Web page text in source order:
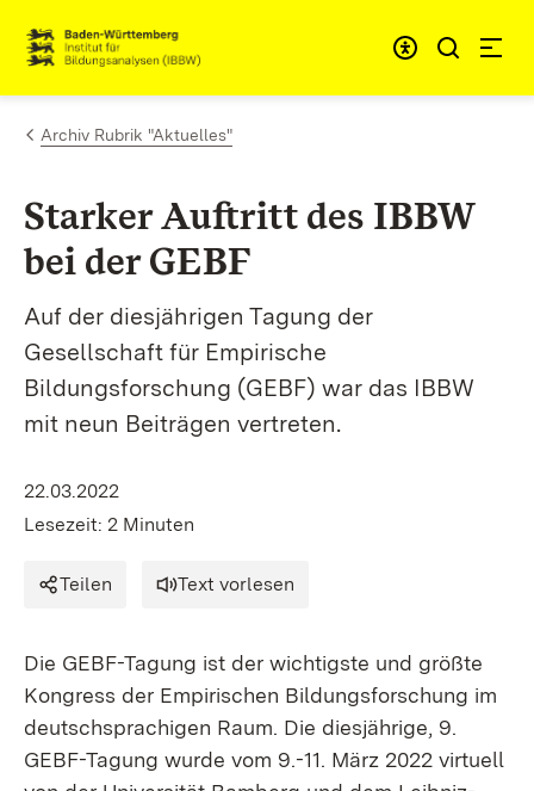
Zum Inhalt springen
Link zur Startseite
Archiv Rubrik "Aktuelles"
Starker Auftritt des IBBW
bei der GEBF
Auf der diesjährigen Tagung der
Gesellschaft für Empirische
Bildungsforschung (GEBF) war das IBBW
mit neun Beiträgen vertreten.
22.03.2022
Lesezeit: 2 Minuten
Teilen Text vorlesen
Die GEBF-Tagung ist der wichtigste und größte
Kongress der Empirischen Bildungsforschung im
deutschsprachigen Raum. Die diesjährige, 9.
GEBF-Tagung wurde vom 9.-11. März 2022 virtuell